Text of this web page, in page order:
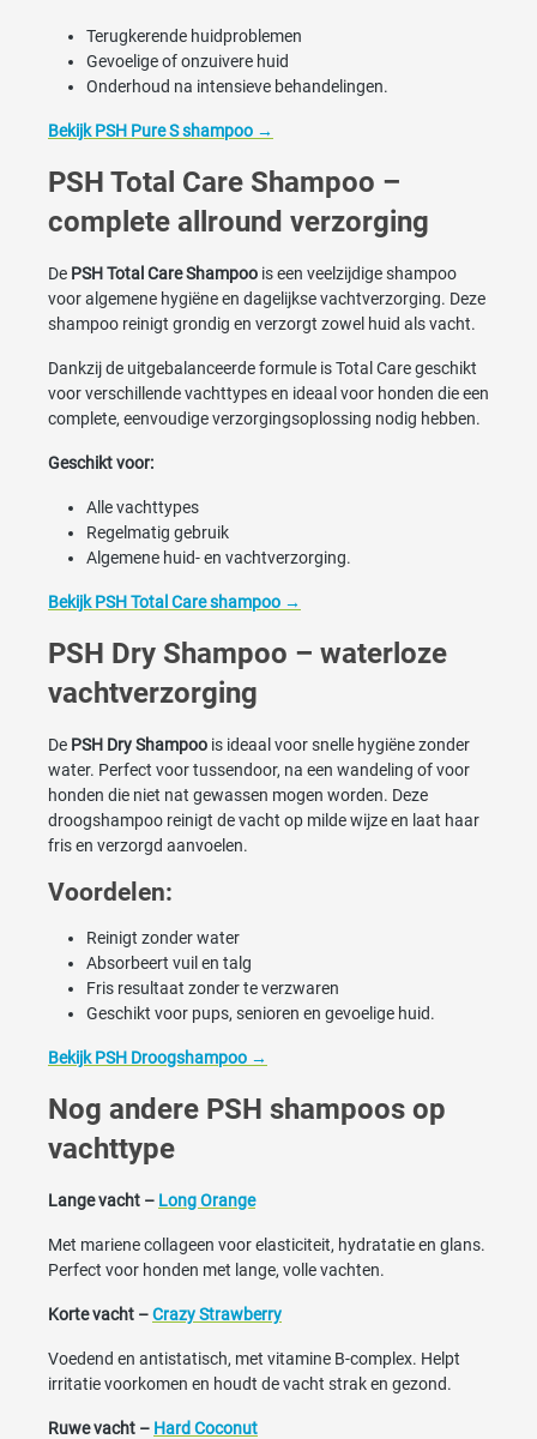
Terugkerende huidproblemen
Gevoelige of onzuivere huid
Onderhoud na intensieve behandelingen.
Bekijk PSH Pure S shampoo →
PSH Total Care Shampoo –
complete allround verzorging
De PSH Total Care Shampoo is een veelzijdige shampoo
voor algemene hygiëne en dagelijkse vachtverzorging. Deze
shampoo reinigt grondig en verzorgt zowel huid als vacht.
Dankzij de uitgebalanceerde formule is Total Care geschikt
voor verschillende vachttypes en ideaal voor honden die een
complete, eenvoudige verzorgingsoplossing nodig hebben.
Geschikt voor:
Alle vachttypes
Regelmatig gebruik
Algemene huid- en vachtverzorging.
Bekijk PSH Total Care shampoo →
PSH Dry Shampoo – waterloze
vachtverzorging
De PSH Dry Shampoo is ideaal voor snelle hygiëne zonder
water. Perfect voor tussendoor, na een wandeling of voor
honden die niet nat gewassen mogen worden. Deze
droogshampoo reinigt de vacht op milde wijze en laat haar
fris en verzorgd aanvoelen.
Voordelen:
Reinigt zonder water
Absorbeert vuil en talg
Fris resultaat zonder te verzwaren
Geschikt voor pups, senioren en gevoelige huid.
Bekijk PSH Droogshampoo →
Nog andere PSH shampoos op
vachttype
Lange vacht – Long Orange
Met mariene collageen voor elasticiteit, hydratatie en glans.
Perfect voor honden met lange, volle vachten.
Korte vacht –Crazy Strawberry
Voedend en antistatisch, met vitamine B-complex. Helpt
irritatie voorkomen en houdt de vacht strak en gezond.
Ruwe vacht – Hard Coconut